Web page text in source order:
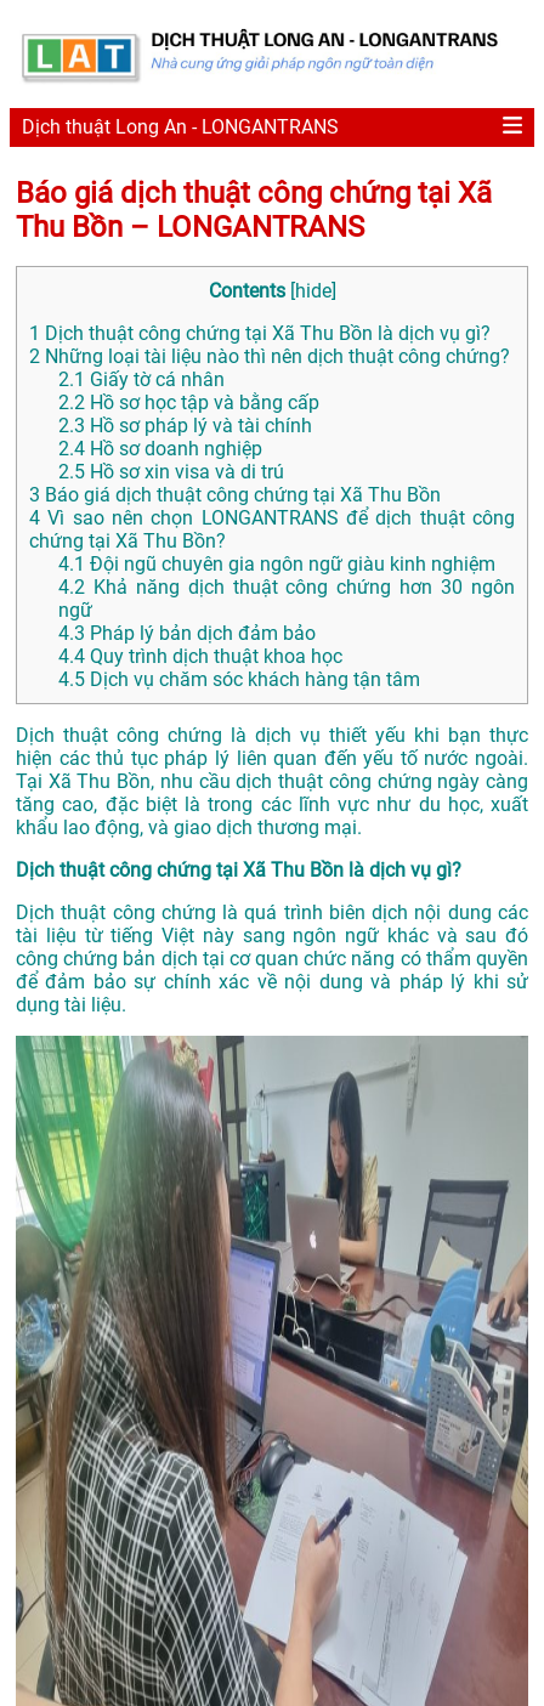
Dịch thuật Long An - LONGANTRANS
Báo giá dịch thuật công chứng tại Xã
Thu Bồn – LONGANTRANS
Contents [hide]
1 Dịch thuật công chứng tại Xã Thu Bồn là dịch vụ gì?
2 Những loại tài liệu nào thì nên dịch thuật công chứng?
2.1 Giấy tờ cá nhân
2.2 Hồ sơ học tập và bằng cấp
2.3 Hồ sơ pháp lý và tài chính
2.4 Hồ sơ doanh nghiệp
2.5 Hồ sơ xin visa và di trú
3 Báo giá dịch thuật công chứng tại Xã Thu Bồn
4 Vì sao nên chọn LONGANTRANS để dịch thuật công
chứng tại Xã Thu Bồn?
4.1 Đội ngũ chuyên gia ngôn ngữ giàu kinh nghiệm
4.2 Khả năng dịch thuật công chứng hơn 30 ngôn
ngữ
4.3 Pháp lý bản dịch đảm bảo
4.4 Quy trình dịch thuật khoa học
4.5 Dịch vụ chăm sóc khách hàng tận tâm
Dịch thuật công chứng là dịch vụ thiết yếu khi bạn thực
hiện các thủ tục pháp lý liên quan đến yếu tố nước ngoài.
Tại Xã Thu Bồn, nhu cầu dịch thuật công chứng ngày càng
tăng cao, đặc biệt là trong các lĩnh vực như du học, xuất
khẩu lao động, và giao dịch thương mại.
Dịch thuật công chứng tại Xã Thu Bồn là dịch vụ gì?
Dịch thuật công chứng là quá trình biên dịch nội dung các
tài liệu từ tiếng Việt này sang ngôn ngữ khác và sau đó
công chứng bản dịch tại cơ quan chức năng có thẩm quyền
để đảm bảo sự chính xác về nội dung và pháp lý khi sử
dụng tài liệu.